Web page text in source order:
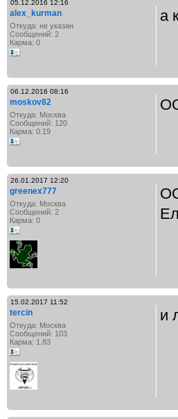
05.12.2016 12:16
alex_kurman
Откуда: не указан
Сообщений: 2
Карма: 0
а
06.12.2016 08:16
moskov82
Откуда: Москва
Сообщений: 120
Карма: 0.19
26.01.2017 12:20
greenex777
Откуда: Москва
Сообщений: 2
Карма: 0
15.02.2017 11:52
tercin
Откуда: Москва
Сообщений: 103
Карма: 1.83
и